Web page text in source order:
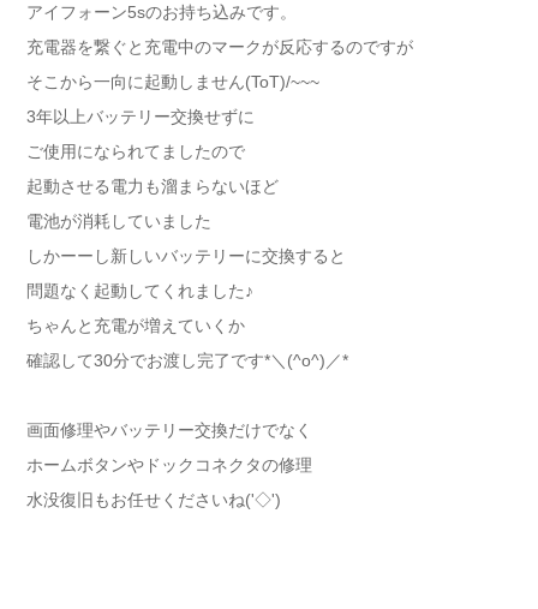
アイフォーン5sのお持ち込みです。
充電器を繋ぐと充電中のマークが反応するのですが
そこから一向に起動しません(ToT)/~~~
3年以上バッテリー交換せずに
ご使用になられてましたので
起動させる電力も溜まらないほど
電池が消耗していました
しかーーし新しいバッテリーに交換すると
問題なく起動してくれました♪
ちゃんと充電が増えていくか
確認して30分でお渡し完了です*＼(^o^)／*
画面修理やバッテリー交換だけでなく
ホームボタンやドックコネクタの修理
水没復旧もお任せくださいね('◇')ゞ